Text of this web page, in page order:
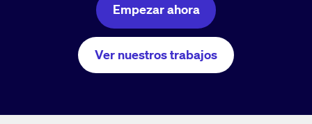
Empezar ahora
Ver nuestros trabajos